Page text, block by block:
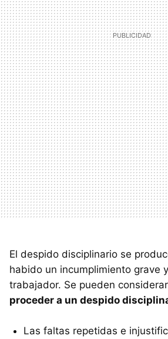
El despido disciplinario se
habido un incumplimiento grave
trabajador. Se pueden considerar
proceder a un despido
Las faltas repetidas e